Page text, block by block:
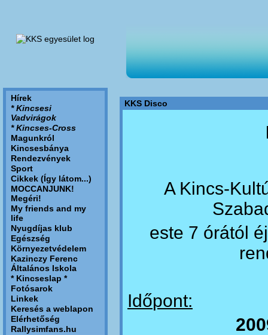
Hírek
* Kincsesi
Vadvirágok
* Kincses-Cross
Magunkról
Kincsesbánya
Rendezvények
Sport
Cikkek (Így látom...)
MOCCANJUNK!
Megéri!
My friends and my
life
Nyugdíjas klub
Egészség
Környezetvédelem
Kazinczy Ferenc
Általános Iskola
* Kincseslap *
Fotósarok
Linkek
Keresés a weblapon
Elérhetőség
Rallysimfans.hu
KKS Disco
A Kincs-
este 7 órától
Időpont: